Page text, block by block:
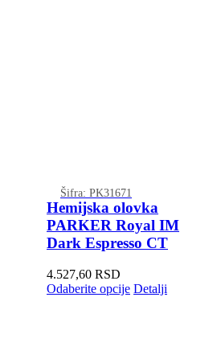
Šifra: PK31671
Hemijska olovka
PARKER Royal IM
Dark Espresso CT
4.527,60 RSD
Odaberite opcije Detalji